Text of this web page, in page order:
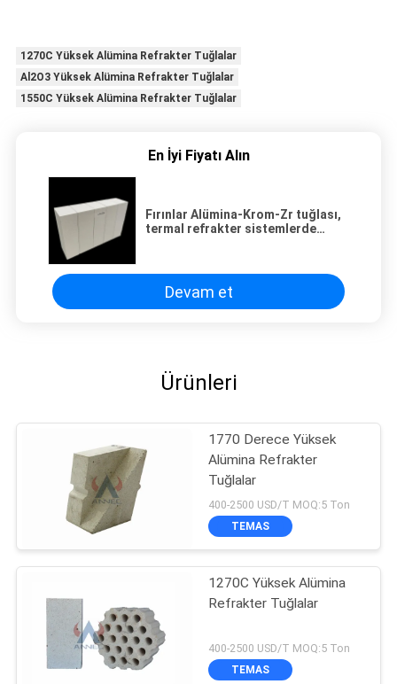
1270C Yüksek Alümina Refrakter Tuğlalar
Al2O3 Yüksek Alümina Refrakter Tuğlalar
1550C Yüksek Alümina Refrakter Tuğlalar
En İyi Fiyatı Alın
Fırınlar Alümina-Krom-Zr tuğlası,
termal refrakter sistemlerde
Devam et
Ürünleri
1770 Derece Yüksek
Alümina Refrakter
Tuğlalar
400-2500 USD/T MOQ:5 Ton
TEMAS
1270C Yüksek Alümina
Refrakter Tuğlalar
400-2500 USD/T MOQ:5 Ton
TEMAS